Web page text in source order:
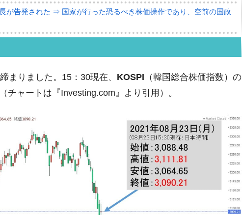
が告発された ⇒ 国家が行った恐るべき株価操作であり、空前の国政
させる ⇒ 中国の過剰生産が世界を蝕む。
ウラで他業種は全般的「不調」⇒ PSIが示す現況は決して良くない。
が『クーパン』1人当たり賠償10万ウォンを認定 ⇒ 総額3兆7,000億
逐艦「KDDX」1番艦、2032年竣工と公示
日米の協調に韓国がいっちょがみしたのでは。
を全廃 ⇒ 実は韓国で『BYD』車は売れている。6カ月で対前年同期比
！⇒ さっそく空港に詰めかけ「出て行け！」「極右勢力」のプラカー
まりました。15：30現在、 KOSPI （韓国総合株価指数）の
チャートは『Investing.com』より引用）。